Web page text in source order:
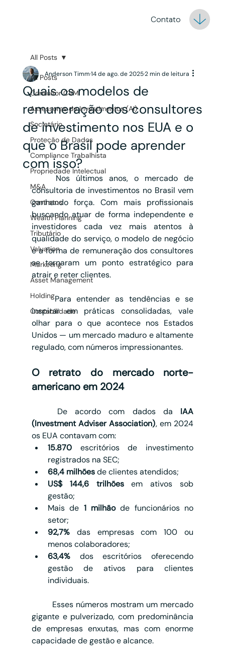
Contato
All Posts
Consultor CVM
Assessores de Investimentos (AI)
Societário
Proteção de Dados
Compliance Trabalhista
Propriedade Intelectual
M&A
Contratos
Wealth Planning
Tributário
Valuation
Marketing
Asset Management
Holding
Contabilidade
All Posts
Quais os modelos de
remuneração dos consultores
de investimento nos EUA e o
que o Brasil pode aprender
com isso?
Anderson Timm14 de ago. de 20252 min de leitura
	Nos últimos anos, o mercado de
consultoria de investimentos no Brasil vem
ganhando força. Com mais profissionais
buscando atuar de forma independente e
investidores cada vez mais atentos à
qualidade do serviço, o modelo de negócio
e a forma de remuneração dos consultores
se tornaram um ponto estratégico para
atrair e reter clientes.
	Para entender as tendências e se
inspirar em práticas consolidadas, vale
olhar para o que acontece nos Estados
Unidos — um mercado maduro e altamente
regulado, com números impressionantes.
O retrato do mercado norte-
americano em 2024
	De acordo com dados da
IAA
(Investment Adviser Association), em 2024
os EUA contavam com:
15.870 escritórios de investimento
registrados na SEC;
68,4 milhões de clientes atendidos;
US$ 144,6 trilhões em ativos sob
gestão;
Mais de 1 milhão de funcionários no
setor;
92,7% das empresas com 100 ou
menos colaboradores;
63,4% dos escritórios oferecendo
gestão de ativos para clientes
individuais.
gigante e pulverizado, com predominância
de empresas enxutas, mas com enorme
capacidade de gestão e alcance.